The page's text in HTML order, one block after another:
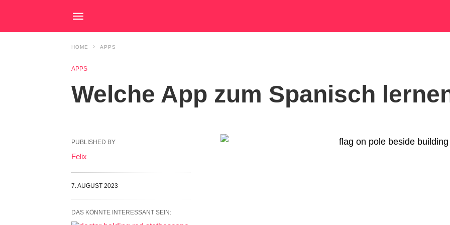
HOME APPS
APPS
Welche App zum Spanisch
PUBLISHED BY
Felix
7. AUGUST 2023
DAS KÖNNTE INTERESSANT SEIN: